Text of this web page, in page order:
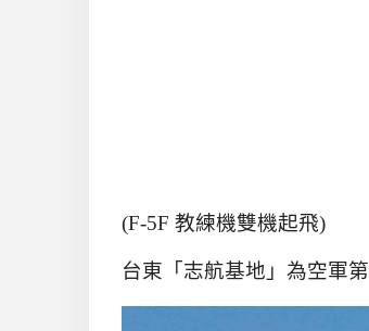
(F-5F 教練機雙機起飛)
台東「志航基地」為空軍第